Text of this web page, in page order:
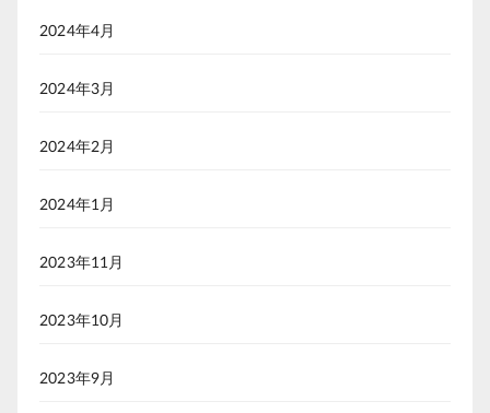
2024年4月
2024年3月
2024年2月
2024年1月
2023年11月
2023年10月
2023年9月